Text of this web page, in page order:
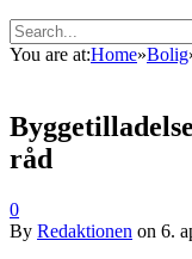
You are at:Home»Bolig
råd
0
By Redaktionen on 6.